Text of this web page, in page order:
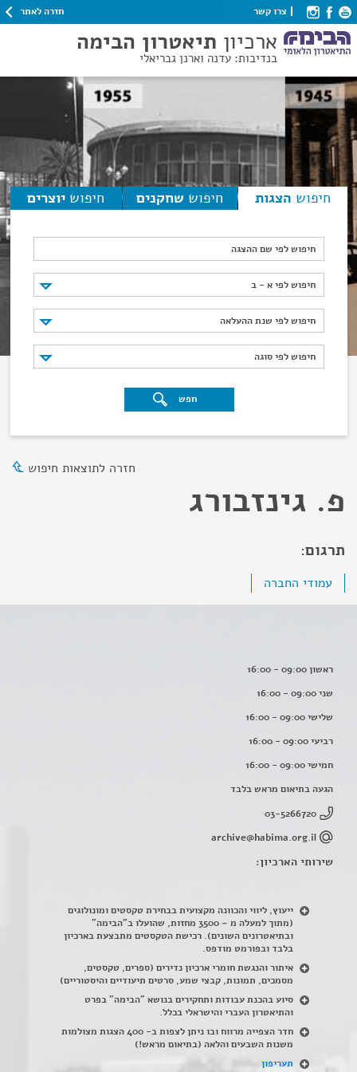
צרו קשר חזרה לאתר
ארכיון תיאטרון הבימה
בנדיבות: עדנה וארנן גבריאלי
חיפוש הצגות חיפוש שחקנים חיפוש יוצרים
חיפוש לפי שם ההצגה
חיפוש לפי א - ב
חיפוש לפי א - ב
חיפוש לפי שנת ההעלאה
חיפוש לפי שנת ההעלאה
חיפוש לפי סוגה
חיפוש לפי סוגה
חפש
חזרה לתוצאות חיפוש
פ. גינזבורג
תרגום:
עמודי החברה
ראשון 09:00 - 16:00
שני 09:00 - 16:00
שלישי 09:00 - 16:00
רביעי 09:00 - 16:00
חמישי 09:00 - 16:00
הגעה בתיאום מראש בלבד
03-5266720
archive@habima.org.il
שירותי הארכיון:
ייעוץ, ליווי והכוונה מקצועית בבחירת טקסטים ומונולוגים
(מתוך למעלה מ – 3500 מחזות, שהועלו ב"הבימה"
ובתיאטרונים השונים). רכישת הטקסטים מתבצעת בארכיון
בלבד ובפורמט מודפס.
איתור והנגשת חומרי ארכיון נדירים (ספרים, טקסטים,
מסמכים, תמונות, קבצי שמע, סרטים תיעודיים והיסטוריים)
סיוע בהכנת עבודות ותחקירים בנושא "הבימה" בפרט
והתיאטרון העברי והישראלי בכלל.
חדר הצפייה מרווח ובו ניתן לצפות ב- 400 הצגות מצולמות
משנות השבעים והלאה (בתיאום מראש!)
תעריפון